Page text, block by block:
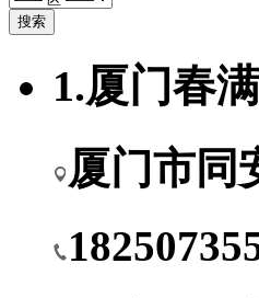
搜索
1.厦门春
厦门市同